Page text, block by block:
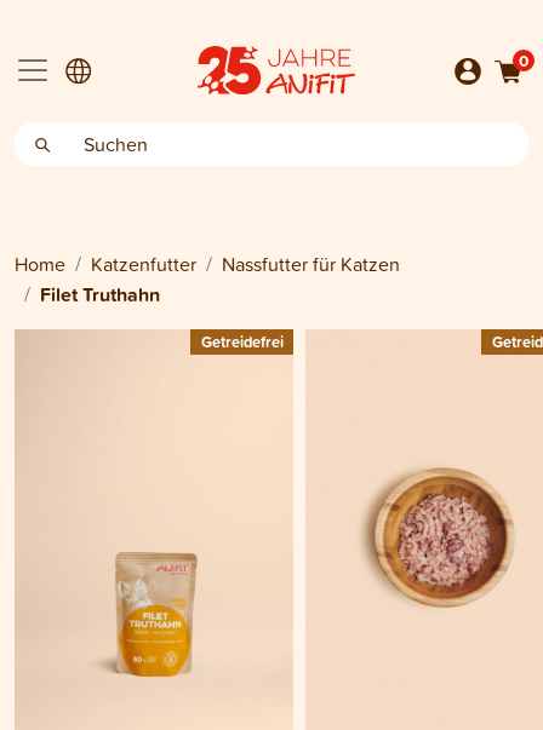
0
Home Katzenfutter Nassfutter für Katzen
Filet Truthahn
Getreidefrei